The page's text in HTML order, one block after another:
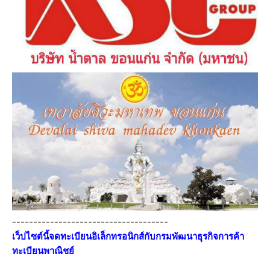
-------------------------------------
เว็ปไซต์นี้จดทะเบียนอิเล็กทรอนิกส์กับกรมพัฒนาธุรกิจการค้า
ทะเบียนพาณิชย์